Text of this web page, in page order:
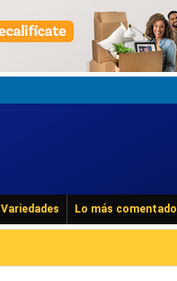
Variedades Lo más comentado